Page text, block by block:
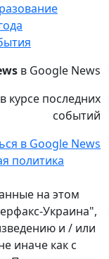
в Google News
курсе последних
событий
в Google News
политика
на этом
Украина",
и / или
иначе как с